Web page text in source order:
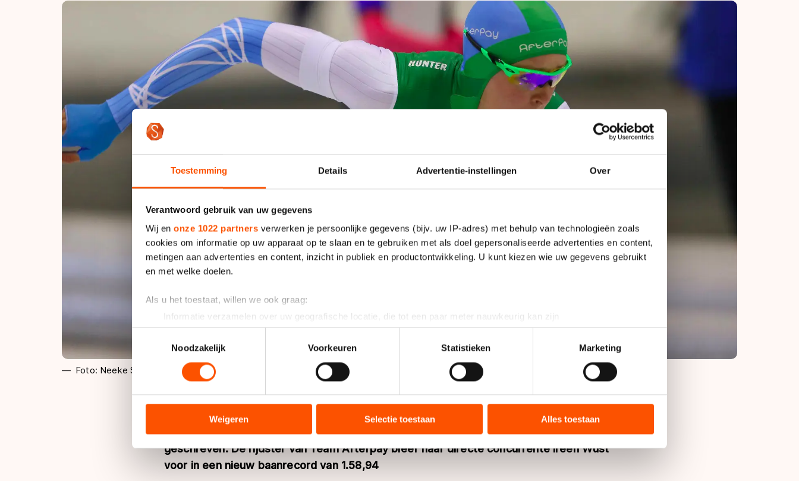
Toestemming Details Advertentie-instellingen Over
Verantwoord gebruik van uw gegevens
Wij en onze 1022 partners verwerken je persoonlijke gegevens (bijv. uw IP-adres) met behulp van technologieën zoals
cookies om informatie op uw apparaat op te slaan en te gebruiken met als doel gepersonaliseerde advertenties en content,
metingen aan advertenties en content, inzicht in publiek en productontwikkeling. U kunt kiezen wie uw gegevens gebruikt
en met welke doelen.
Als u het toestaat, willen we ook graag:
Informatie verzamelen over uw geografische locatie, die tot een paar meter nauwkeurig kan zijn
Uw apparaat identificeren door het actief te scannen op specifieke eigenschappen (fingerprinting)
Lees meer over hoe uw persoonlijke gegevens worden verwerkt en stel uw voorkeuren in het
detailgedeeltein. U kunt uw
toestemming op elk moment wijzigen of intrekken in de Cookieverklaring.
analyseren. We delen informatie over uw gebruik van onze site met onze partners voor social media, advertenties en
analyse. Zij kunnen deze combineren met andere gegevens die u aan hen heeft verstrekt of die zij hebben verzameld via
hun services. Sommige partners kunnen gegevens doorgeven aan landen buiten de EU, zoals de VS, waar mogelijk geen
adequaat beschermingsniveau geldt volgens de GDPR. Door op ‘Toestaan’ te klikken, stemt u in met deze overdracht.
Meer informatie vindt u in onscookiebeleid.
Noodzakelijk
Voorkeuren Statistieken Marketing
Weigeren Selectie toestaan Alles toestaan
Schaatsfans
Olympische Spelen
Foto: Neeke Smit
Jorien ter Mors heeft tijdens de KNSB Cup in Groningen de 1500 meter op haar naam
geschreven. De rijdster van Team Afterpay bleef haar directe concurrente Ireen Wüst
voor in een nieuw baanrecord van 1.58,94